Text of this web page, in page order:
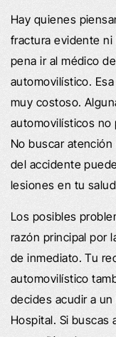
Hay quienes
fractura evidente ni
pena ir al médico
automovilístico.
muy costoso.
automovilísticos no
No buscar
del accidente
lesiones en tu
Los posibles
razón principal por
de inmediato. Tu
automovilístico
decides acudir a
Hospital. Si buscas